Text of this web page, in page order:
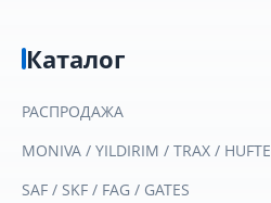
Каталог
РАСПРОДАЖА
MONIVA / YILDIRIM / TRAX / HUFTE
SAF / SKF / FAG / GATES